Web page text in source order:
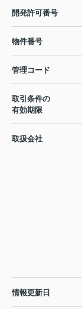
開発許可番号
物件番号
管理コード
取引条件の
有効期限
取扱会社
情報更新日